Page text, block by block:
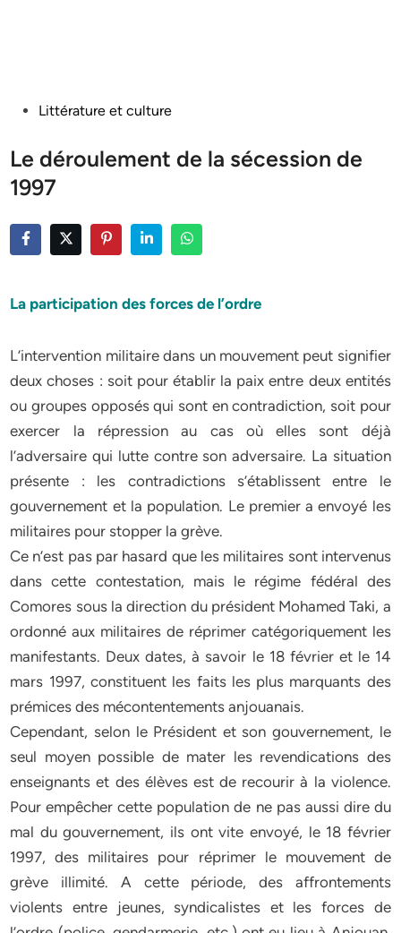
PostedLittérature et culture
Le déroulement de la sécession de
1997
La participation des forces de l’ordre
L’intervention militaire dans un mouvement peut signifier
deux choses : soit pour établir la paix entre deux entités
ou groupes opposés qui sont en contradiction, soit pour
exercer la répression au cas où elles sont déjà
l’adversaire qui lutte contre son adversaire. La situation
présente : les contradictions s’établissent entre le
gouvernement et la population. Le premier a envoyé les
militaires pour stopper la grève.
Ce n’est pas par hasard que les militaires sont intervenus
dans cette contestation, mais le régime fédéral des
Comores sous la direction du président Mohamed Taki, a
ordonné aux militaires de réprimer catégoriquement les
manifestants. Deux dates, à savoir le 18 février et le 14
mars 1997, constituent les faits les plus marquants des
prémices des mécontentements anjouanais.
Cependant, selon le Président et son gouvernement, le
seul moyen possible de mater les revendications des
enseignants et des élèves est de recourir à la violence.
Pour empêcher cette population de ne pas aussi dire du
mal du gouvernement, ils ont vite envoyé, le 18 février
1997, des militaires pour réprimer le mouvement de
grève illimité. A cette période, des affrontements
violents entre jeunes, syndicalistes et les forces de